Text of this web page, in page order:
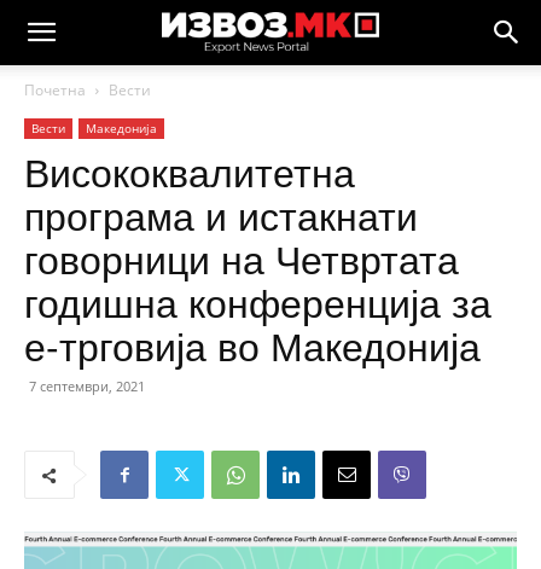
Почетна Вести
Вести Македонија
Висококвалитетна
програма и истакнати
говорници на Четвртата
годишна конференција за
е-трговија во Македонија
7 септември, 2021